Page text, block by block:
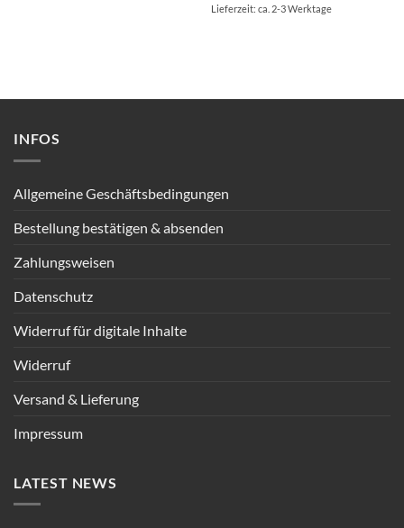
Lieferzeit: ca. 2-3 Werktage
INFOS
Allgemeine Geschäftsbedingungen
Bestellung bestätigen & absenden
Zahlungsweisen
Datenschutz
Widerruf für digitale Inhalte
Widerruf
Versand & Lieferung
Impressum
LATEST NEWS